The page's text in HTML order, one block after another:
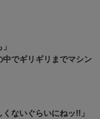
中でギリギリまでマシン
ないぐらいにねッ!!」